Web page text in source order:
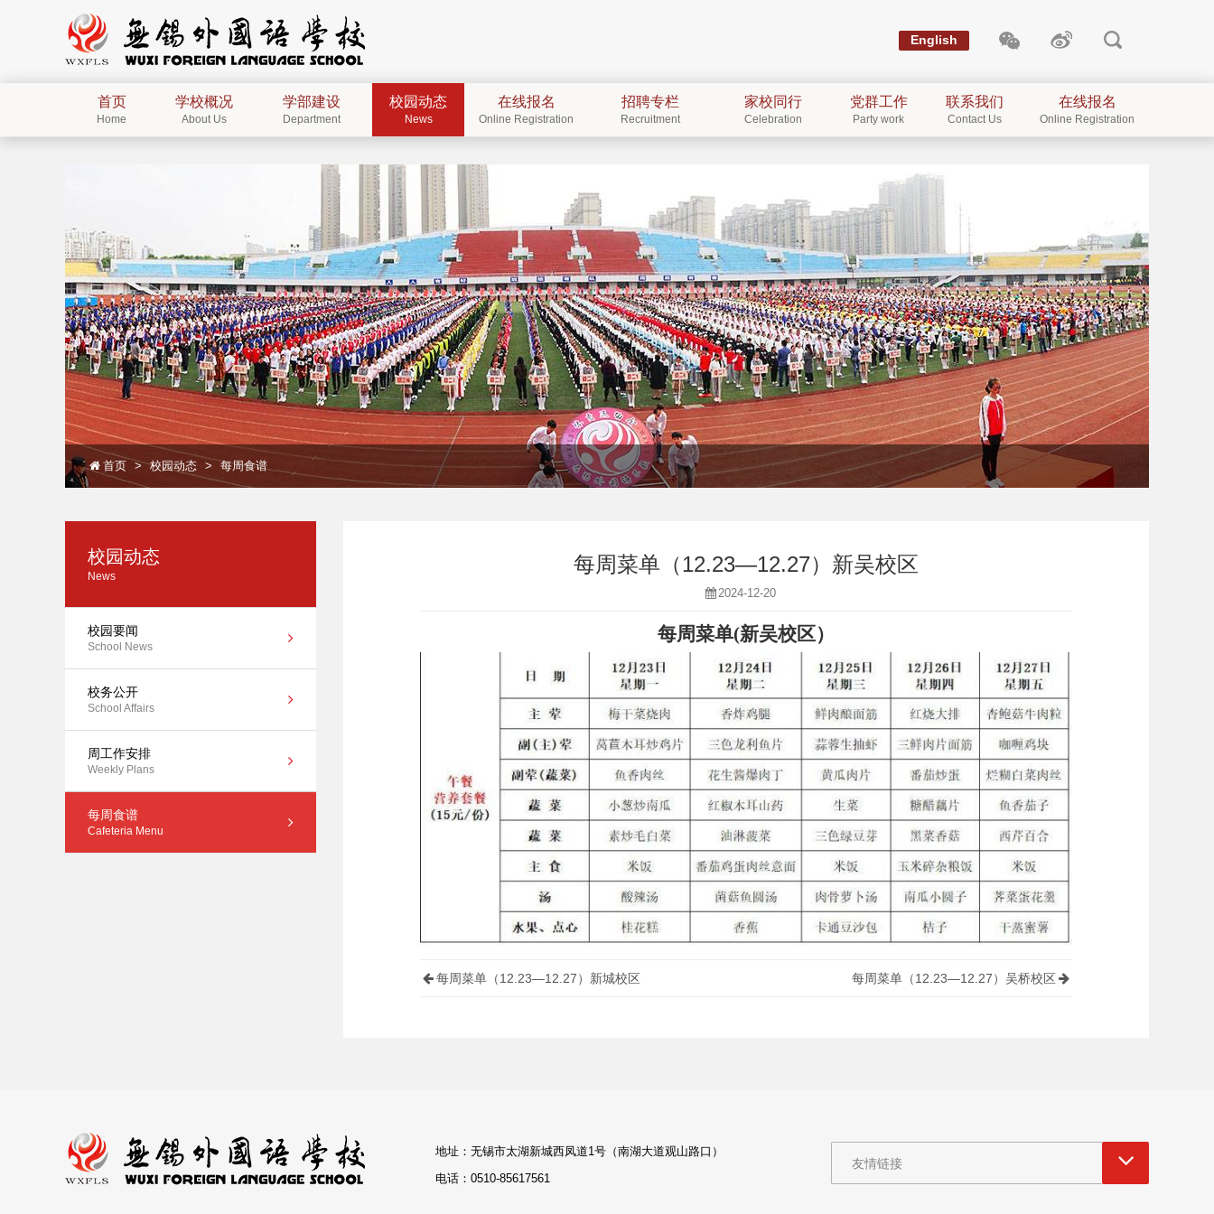
English
首页
Home
学校概况
About Us
学部建设
Department
校园动态
News
在线报名
Online Registration
招聘专栏
Recruitment
家校同行
Celebration
党群工作
Party work
联系我们
Contact Us
在线报名
Online Registration
首页 校园动态 每周食谱
校园动态
News
校园要闻
School News
校务公开
School Affairs
周工作安排
Weekly Plans
每周食谱
Cafeteria Menu
每周菜单（12.23—12.27）新吴校区
2024-12-20
每周菜单(新吴校区）
每周菜单（12.23—12.27）新城校区 每周菜单（12.23—12.27）吴桥校区
地址：无锡市太湖新城西凤道1号（南湖大道观山路口）
电话：0510-85617561
友情链接